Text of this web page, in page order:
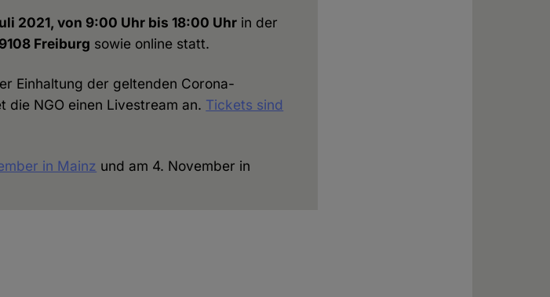
2021, von 9:00 Uhr bis 18:00 Uhr in der
Freiburg sowie online statt.
Einhaltung der geltenden Corona-
die NGO einen Livestream an. Tickets sind
in Mainz und am 4. November in